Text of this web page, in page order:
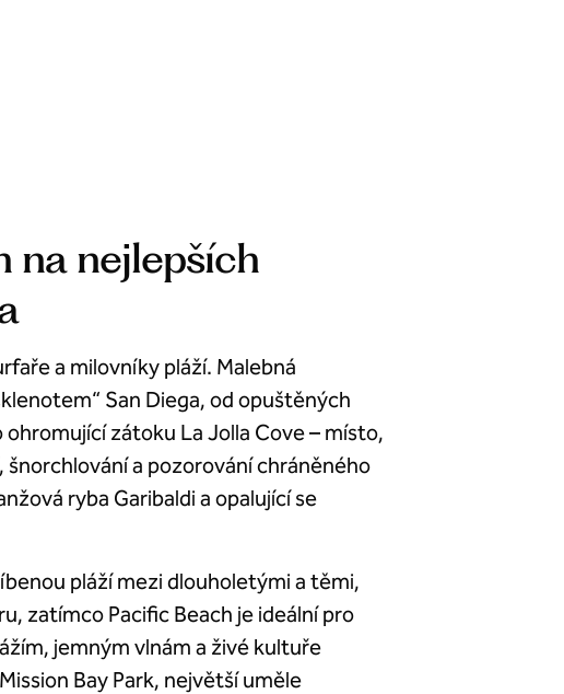
na nejlepších
a milovníky pláží. Malebná
San Diega, od opuštěných
ohromující zátoku La Jolla Cove – místo,
a pozorování chráněného
ryba Garibaldi a opalující se
pláží mezi dlouholetými a těmi,
zatímco Pacific Beach je ideální pro
jemným vlnám a živé kultuře
Bay Park, největší uměle